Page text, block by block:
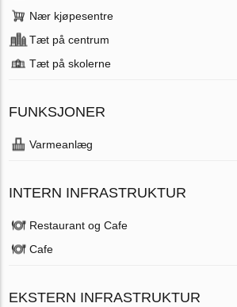
Nær kjøpesentre
Tæt på centrum
Tæt på skolerne
FUNKSJONER
Varmeanlæg
INTERN INFRASTRUKTUR
Restaurant og Cafe
Cafe
EKSTERN INFRASTRUKTUR